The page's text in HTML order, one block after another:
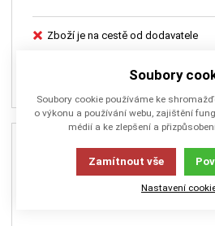
Zboží je na cestě od dodavatele
Soubory
Soubory cookie používáme ke
o výkonu a používání webu, zajištění
médií a ke zlepšení a
Zamítnout vše
Nastavení